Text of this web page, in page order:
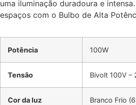
uma iluminação duradoura e
espaços com o Bulbo de Alta
Potência 100W
Tensão Bivolt 100V –
Cor da luz Branco Frio